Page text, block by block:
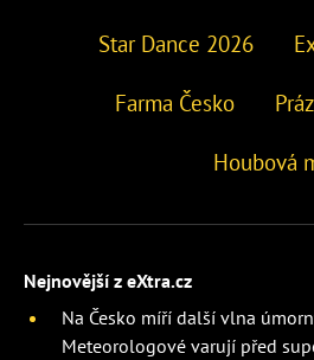
Star Dance 2026
Farma Česko
Houbová
Nejnovější z eXtra.cz
Na Česko míří další vlna
Meteorologové varují před